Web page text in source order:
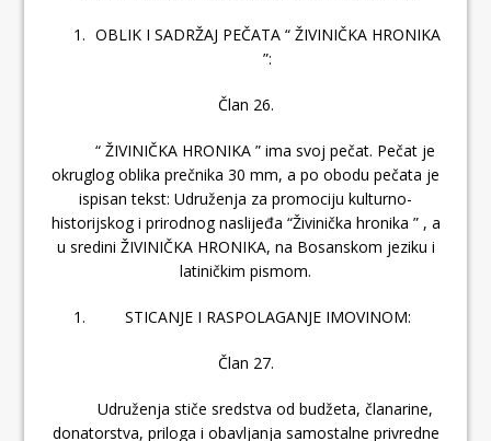
OBLIK I SADRŽAJ PEČATA “ ŽIVINIČKA HRONIKA
”:
Član 26.
“ ŽIVINIČKA HRONIKA ” ima svoj pečat. Pečat je
okruglog oblika prečnika 30 mm, a po obodu pečata je
ispisan tekst: Udruženja za promociju kulturno-
historijskog i prirodnog naslijeđa “Živinička hronika ” , a
u sredini ŽIVINIČKA HRONIKA, na Bosanskom jeziku i
latiničkim pismom.
STICANJE I RASPOLAGANJE IMOVINOM:
Član 27.
Udruženja stiče sredstva od budžeta, članarine,
donatorstva, priloga i obavljanja samostalne privredne